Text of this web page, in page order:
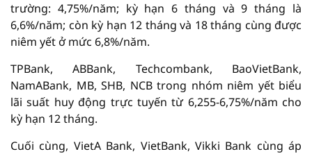
trường: 4,75%/năm; kỳ hạn 6 tháng và 9 tháng là
6,6%/năm; còn kỳ hạn 12 tháng và 18 tháng cùng được
niêm yết ở mức 6,8%/năm.
TPBank, ABBank, Techcombank, BaoVietBank,
NamABank, MB, SHB, NCB trong nhóm niêm yết biểu
lãi suất huy động trực tuyến từ 6,255-6,75%/năm cho
kỳ hạn 12 tháng.
Cuối cùng, VietA Bank, VietBank, Vikki Bank cùng áp